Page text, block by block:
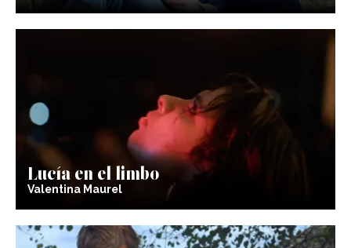
Lucía en el limbo
Valentina Maurel